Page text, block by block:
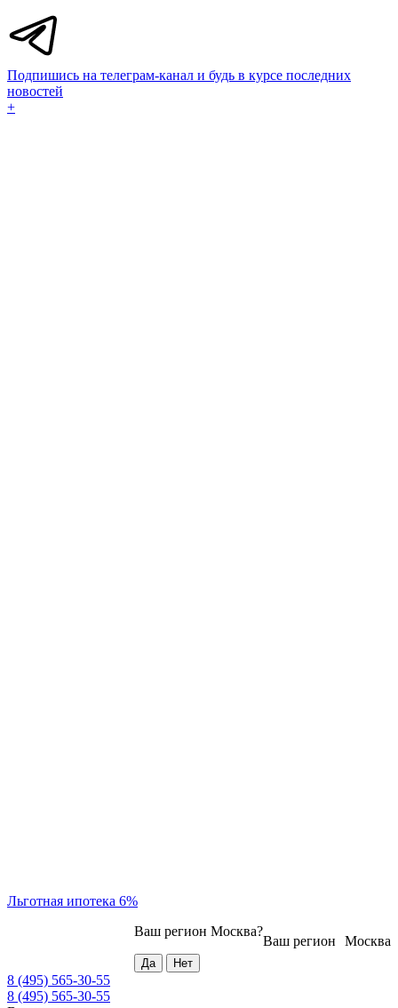
Подпишись на телеграм-канал и будь в курсе последних
новостей
+
Льготная ипотека 6%
Москва
Ваш регион
Ваш регион Москва?
8 (495) 565-30-55
8 (495) 565-30-55